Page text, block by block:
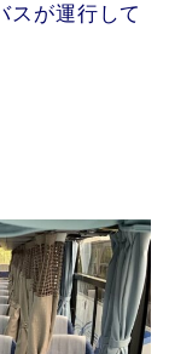
スが運行して